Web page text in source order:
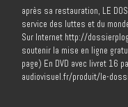
après sa restauration, LE
service des luttes et du monde
Sur Internet http://
soutenir la mise en ligne
page) En DVD avec livret 16
audiovisuel.fr/produit/le-